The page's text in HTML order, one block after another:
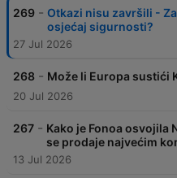
269 - Otkazi nisu završili -
osjećaj sigurnosti?
27 Jul 2026
268 - Može li Europa sustići
20 Jul 2026
267 - Kako je Fonoa osvojila
se prodaje najvećim
13 Jul 2026